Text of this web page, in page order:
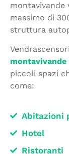
montavivande
massimo di
struttura
montavivande
piccoli spazi
come:
Abitazioni
Hotel
Ristoranti